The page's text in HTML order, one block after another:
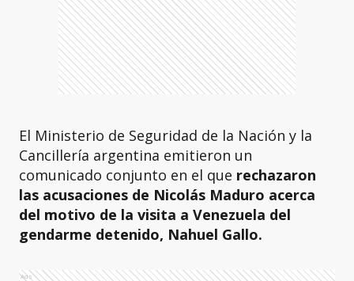
El Ministerio de Seguridad de la Nación y la
Cancillería argentina emitieron un
comunicado conjunto en el que rechazaron
las acusaciones de Nicolás Maduro acerca
del motivo de la visita a Venezuela del
gendarme detenido, Nahuel Gallo.
Ads